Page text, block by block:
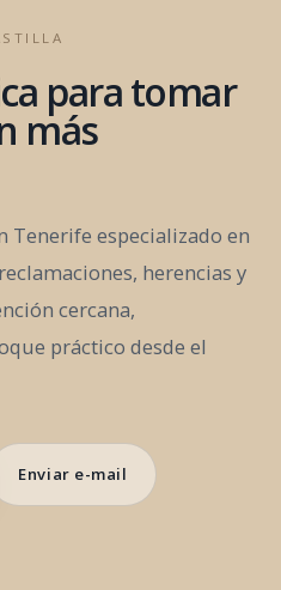
para tomar
más
Tenerife especializado en
herencias y
cercana,
práctico desde el
Enviar e-mail